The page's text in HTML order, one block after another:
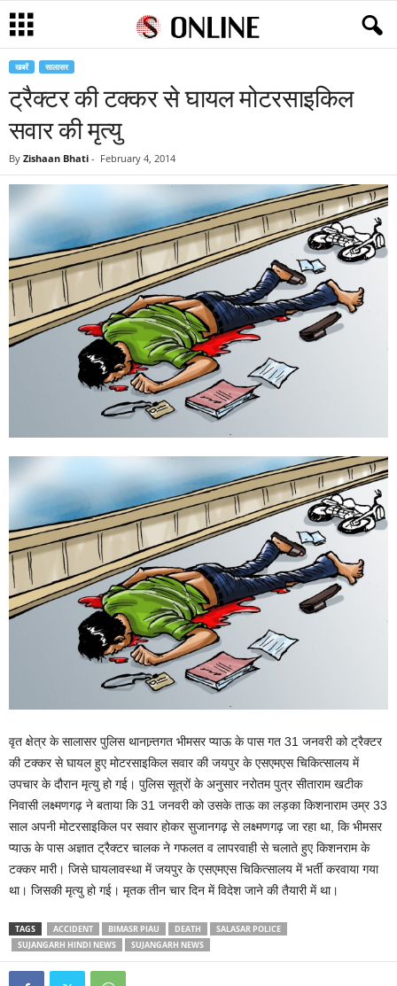
खबरें सालासर
ट्रैक्टर की टक्कर से घायल मोटरसाइकिल
सवार की मृत्यु
By Zishaan Bhati - February 4, 2014
वृत क्षेत्र के सालासर पुलिस थानान्र्तगत भीमसर प्याऊ के पास गत 31 जनवरी को ट्रैक्टर
की टक्कर से घायल हुए मोटरसाइकिल सवार की जयपुर के एसएमएस चिकित्सालय में
उपचार के दौरान मृत्यु हो गई। पुलिस सूत्रों के अनुसार नरोतम पुत्र सीताराम खटीक
निवासी लक्ष्मणगढ़ ने बताया कि 31 जनवरी को उसके ताऊ का लड़का किशनाराम उम्र 33
साल अपनी मोटरसाइकिल पर सवार होकर सुजानगढ़ से लक्ष्मणगढ़ जा रहा था, कि भीमसर
प्याऊ के पास अज्ञात ट्रैक्टर चालक ने गफलत व लापरवाही से चलाते हुए किशनराम के
टक्कर मारी। जिसे घायलावस्था में जयपुर के एसएमएस चिकित्सालय में भर्ती करवाया गया
था। जिसकी मृत्यु हो गई। मृतक तीन चार दिन में विदेश जाने की तैयारी में था।
TAGS ACCIDENT BIMASR PIAU DEATH
SALASAR POLICE
SUJANGARH HINDI NEWS
SUJANGARH NEWS